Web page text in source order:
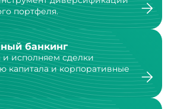
портфеля.
банкинг
и исполняем сделки
капитала и корпоративные